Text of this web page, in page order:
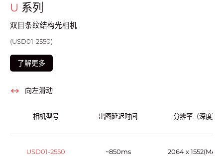
U 系列
双目条纹结构光相机
(USD01-2550)
了解更多
向左滑动
相机型号 出图延迟时间 分辨率（深度）
USD01-2550 ~850ms 2064 x 1552(MAX